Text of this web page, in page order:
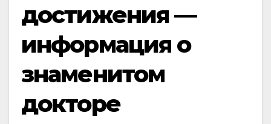
достижения —
информация о
знаменитом
докторе